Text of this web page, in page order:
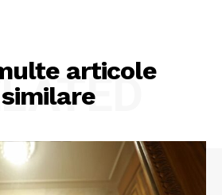
articole
similare